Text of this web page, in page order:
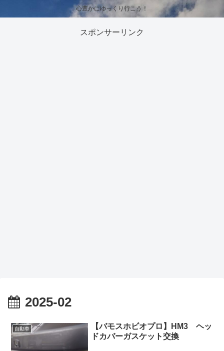
心豊かにゆっくり行こう！
スポンサーリンク
2025-02
自動車
【バモスホビオプロ】HM3 ヘッ
ドカバーガスケット交換